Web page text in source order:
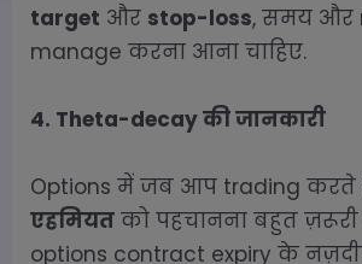
target और stop-loss, समय और
manage करना आना चाहिए.
4. Theta-decay की जानकारी
Options में जब आप trading करते
एहमियत को पहचानना बहुत ज़रूरी
options contract expiry के